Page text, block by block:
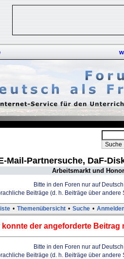
Mail-Partnersuche, DaF-
Arbeitsmarkt und
Bitte in den Foren nur auf
Beiträge (d. h. Beiträge über andere
• Themenübersicht • Suche •
konnte der angeforderte Beitrag
Bitte in den Foren nur auf
Beiträge (d. h. Beiträge über andere